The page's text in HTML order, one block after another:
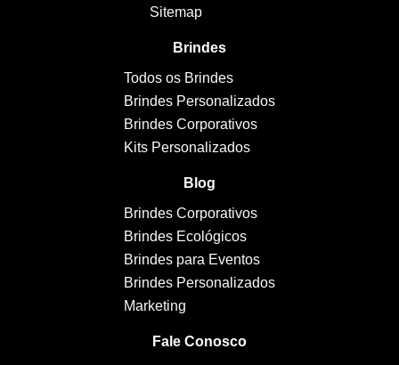
Sitemap
Brindes
Todos os Brindes
Brindes Personalizados
Brindes Corporativos
Kits Personalizados
Blog
Brindes Corporativos
Brindes Ecológicos
Brindes para Eventos
Brindes Personalizados
Marketing
Fale Conosco